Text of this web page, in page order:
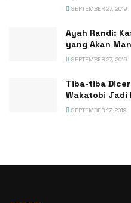
SEPTEMBER 27, 2019
Ayah Randi:
yang Akan
SEPTEMBER 27, 2019
Tiba-tiba
Wakatobi Jadi
SEPTEMBER 17, 2019